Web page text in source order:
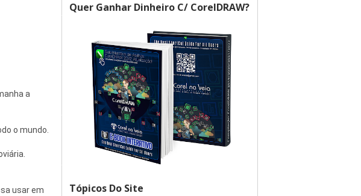
a
o mundo.
usar em
Quer Ganhar Dinheiro C/ CorelDRAW?
Tópicos Do Site